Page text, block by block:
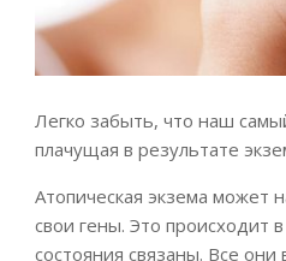
Легко забыть, что наш
плачущая в результате
Атопическая экзема может
свои гены. Это происходит
состояния связаны. Все